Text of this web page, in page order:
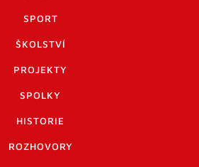
SPORT
ŠKOLSTVÍ
PROJEKTY
SPOLKY
HISTORIE
ROZHOVORY